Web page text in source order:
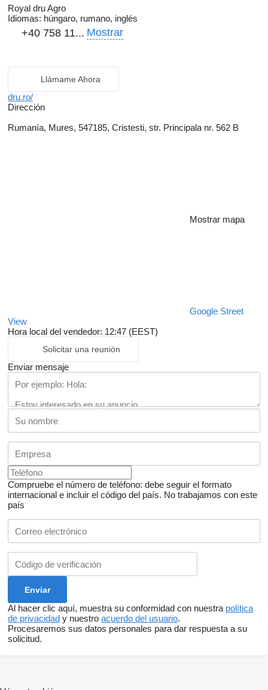
Royal dru Agro
Idiomas: húngaro, rumano, inglés
+40 758 11... Mostrar
Llámame Ahora
dru.ro/
Dirección
Rumanía, Mures, 547185, Cristesti, str. Principala nr. 562 B
Mostrar mapa
Google Street
View
Hora local del vendedor: 12:47 (EEST)
Solicitar una reunión
Enviar mensaje
Compruebe el número de teléfono: debe seguir el formato
internacional e incluir el código del país. No trabajamos con este
país
Al hacer clic aquí, muestra su conformidad con nuestra política
de privacidad y nuestro acuerdo del usuario.
Procesaremos sus datos personales para dar respuesta a su
solicitud.